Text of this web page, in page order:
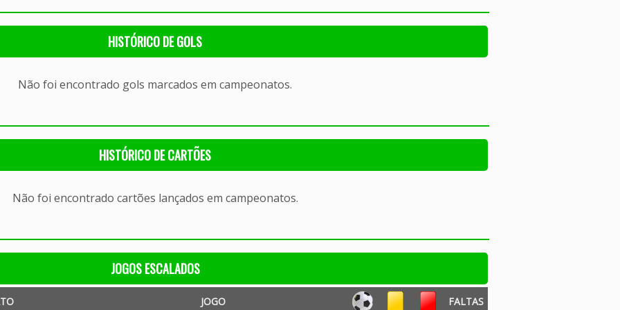
HISTÓRICO DE GOLS
Não foi encontrado gols marcados em campeonatos.
HISTÓRICO DE CARTÕES
Não foi encontrado cartões lançados em campeonatos.
JOGOS ESCALADOS
JOGO FALTAS